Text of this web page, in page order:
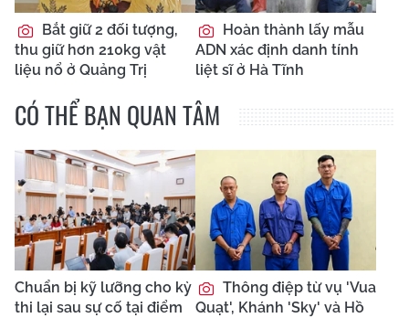
Bắt giữ 2 đối tượng,
thu giữ hơn 210kg vật
liệu nổ ở Quảng Trị
Hoàn thành lấy mẫu
ADN xác định danh tính
liệt sĩ ở Hà Tĩnh
CÓ THỂ BẠN QUAN TÂM
Chuẩn bị kỹ lưỡng cho kỳ
thi lại sau sự cố tại điểm
Thông điệp từ vụ 'Vua
Quạt', Khánh 'Sky' và Hồ